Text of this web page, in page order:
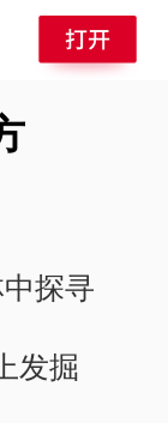
探寻
发掘